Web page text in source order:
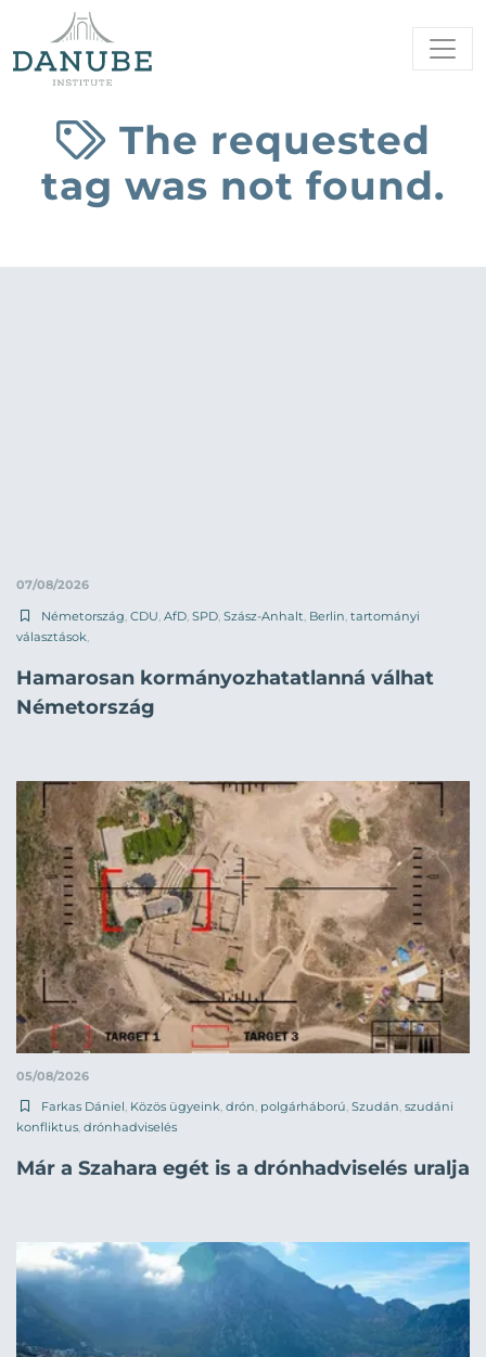
The requested
tag was not found.
07/08/2026
Németország CDU AfD SPD Szász-Anhalt Berlin tartományi
választások
Hamarosan kormányozhatatlanná válhat
Németország
05/08/2026
Farkas Dániel Közös ügyeink drón polgárháború Szudán szudáni
konfliktus drónhadviselés
Már a Szahara egét is a drónhadviselés uralja